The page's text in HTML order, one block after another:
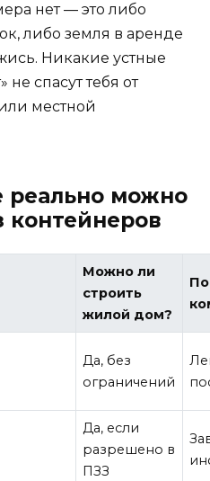
нет — это либо
либо земля в аренде
Никакие устные
не спасут тебя от
местной
реально можно
контейнеров
Можно ли
строить
жилой дом?
Да, без
ограничений
Да, если
разрешено в
ПЗЗ